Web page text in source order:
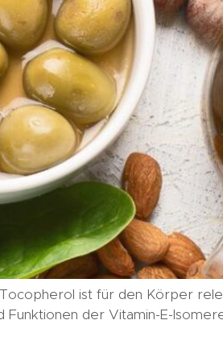
ist für den Körper
der Vitamin-E-